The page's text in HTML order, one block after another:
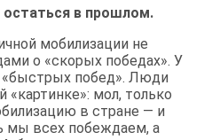
в прошлом.
мобилизации не
о «скорых победах». У
«быстрых побед». Люди
«картинке»: мол, только
в стране — и
мы всех побеждаем, а